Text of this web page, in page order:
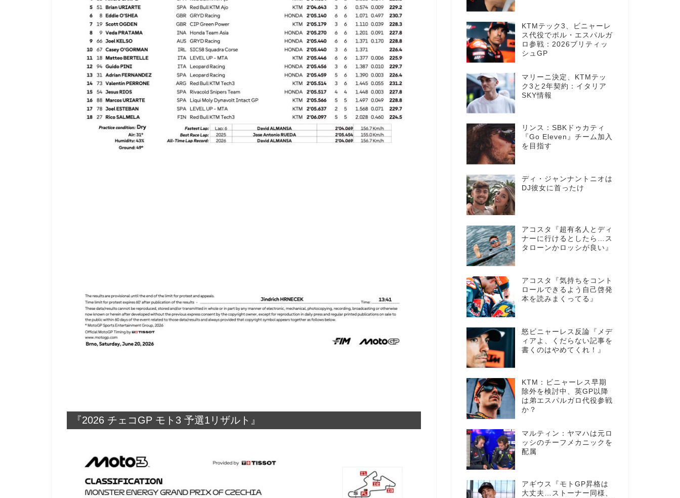
『2026 チェコGP モト3 予選1リザルト』
KTMテック3、ビニャーレ
ス代役でポル・エスパルガ
ロ参戦：2026ブリティッ
シュGP
マリーニ決定、KTMテッ
ク3と2年契約：イタリア
SKY情報
リンス：SBKドゥカティ
『Go Eleven』チーム加入
を目指す
ディ・ジャンナントニオは
DJ彼女に首ったけ
アコスタ『超有名人とディ
ナーに行けるとしたら…ス
タローンかロッシが良い』
アコスタ『気持ちをコント
ロールできるよう自己啓発
本を読みまくってる』
怒ビニャーレス反論『メデ
ィアよ、くだらない記事を
書くのはやめてくれ！』
KTM：ビニャーレス早期
除外を検討中、英GP以降
は弟エスパルガロ代役参戦
か？
マルティン：ヤマハは元ロ
ッシのチーフメカニックを
配属
アギウス『モトGP昇格は
大丈夫…ストーナー同様、